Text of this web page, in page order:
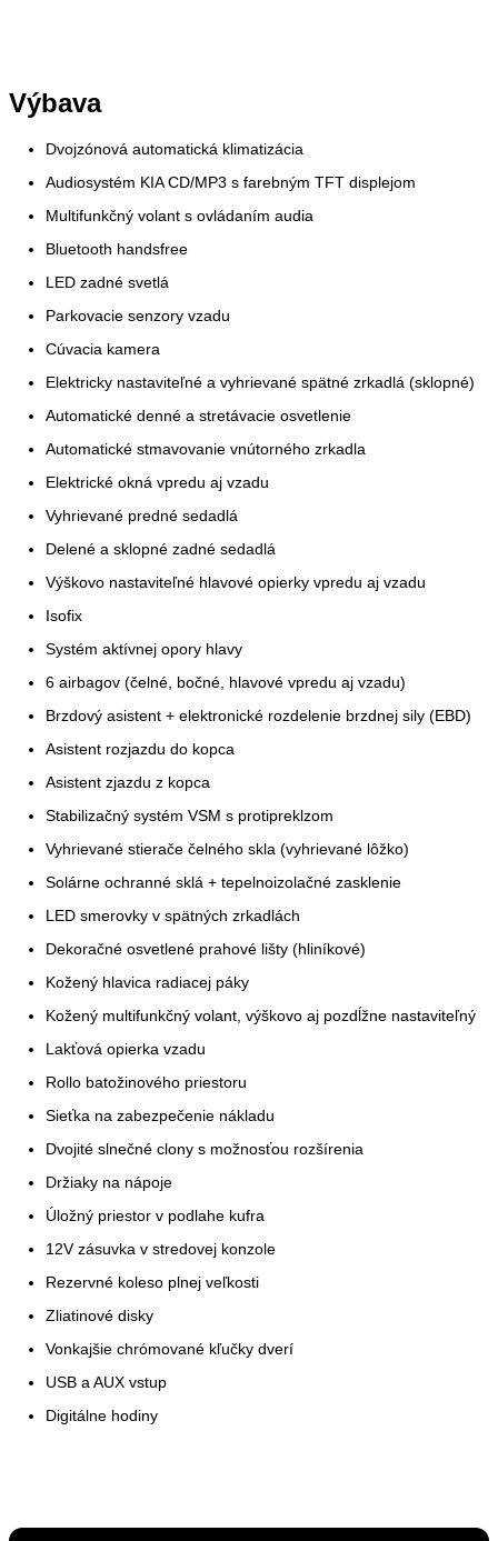
Výbava
Dvojzónová automatická klimatizácia
Audiosystém KIA CD/MP3 s farebným TFT displejom
Multifunkčný volant s ovládaním audia
Bluetooth handsfree
LED zadné svetlá
Parkovacie senzory vzadu
Cúvacia kamera
Elektricky nastaviteľné a vyhrievané spätné zrkadlá (sklopné)
Automatické denné a stretávacie osvetlenie
Automatické stmavovanie vnútorného zrkadla
Elektrické okná vpredu aj vzadu
Vyhrievané predné sedadlá
Delené a sklopné zadné sedadlá
Výškovo nastaviteľné hlavové opierky vpredu aj vzadu
Isofix
Systém aktívnej opory hlavy
6 airbagov (čelné, bočné, hlavové vpredu aj vzadu)
Brzdový asistent + elektronické rozdelenie brzdnej sily (EBD)
Asistent rozjazdu do kopca
Asistent zjazdu z kopca
Stabilizačný systém VSM s protipreklzom
Vyhrievané stierače čelného skla (vyhrievané lôžko)
Solárne ochranné sklá + tepelnoizolačné zasklenie
LED smerovky v spätných zrkadlách
Dekoračné osvetlené prahové lišty (hliníkové)
Kožený hlavica radiacej páky
Kožený multifunkčný volant, výškovo aj pozdĺžne nastaviteľný
Lakťová opierka vzadu
Rollo batožinového priestoru
Sieťka na zabezpečenie nákladu
Dvojité slnečné clony s možnosťou rozšírenia
Držiaky na nápoje
Úložný priestor v podlahe kufra
12V zásuvka v stredovej konzole
Rezervné koleso plnej veľkosti
Zliatinové disky
Vonkajšie chrómované kľučky dverí
USB a AUX vstup
Digitálne hodiny